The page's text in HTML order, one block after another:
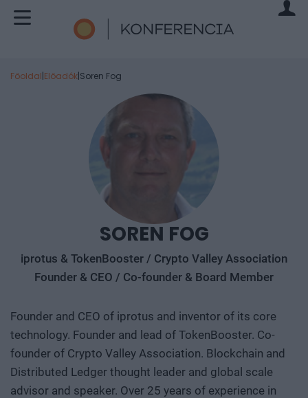
Főoldal|Előadók|Soren Fog
SOREN FOG
iprotus & TokenBooster / Crypto Valley Association
Founder & CEO / Co-founder & Board Member
Founder and CEO of iprotus and inventor of its core
technology. Founder and lead of TokenBooster. Co-
founder of Crypto Valley Association. Blockchain and
Distributed Ledger thought leader and global scale
advisor and speaker. Over 25 years of experience in